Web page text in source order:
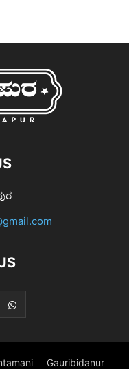
Gauribidanur